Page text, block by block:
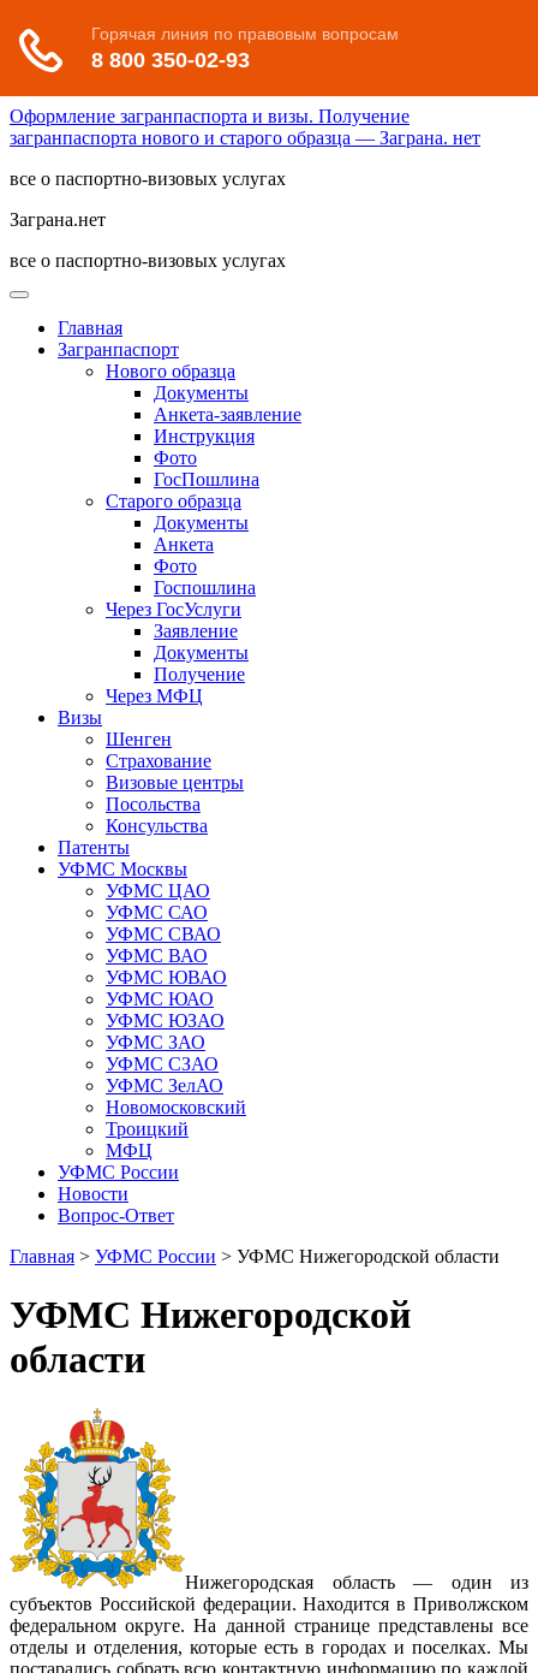
Оформление загранпаспорта и визы. Получение
загранпаспорта нового и старого образца — Заграна. нет
все о паспортно-визовых услугах
Заграна.нет
все о паспортно-визовых услугах
Главная
Загранпаспорт
Нового образца
Документы
Анкета-заявление
Инструкция
Фото
ГосПошлина
Старого образца
Документы
Анкета
Фото
Госпошлина
Через ГосУслуги
Заявление
Документы
Получение
Через МФЦ
Визы
Шенген
Страхование
Визовые центры
Посольства
Консульства
Патенты
УФМС Москвы
УФМС ЦАО
УФМС САО
УФМС СВАО
УФМС ВАО
УФМС ЮВАО
УФМС ЮАО
УФМС ЮЗАО
УФМС ЗАО
УФМС СЗАО
УФМС ЗелАО
Новомосковский
Троицкий
МФЦ
УФМС России
Новости
Вопрос-Ответ
Главная > УФМС России > УФМС Нижегородской области
УФМС Нижегородской
области
Нижегородская область — один из
субъектов Российской федерации. Находится в Приволжском
федеральном округе. На данной странице представлены все
отделы и отделения, которые есть в городах и поселках. Мы
постарались собрать всю контактную информацию по каждой